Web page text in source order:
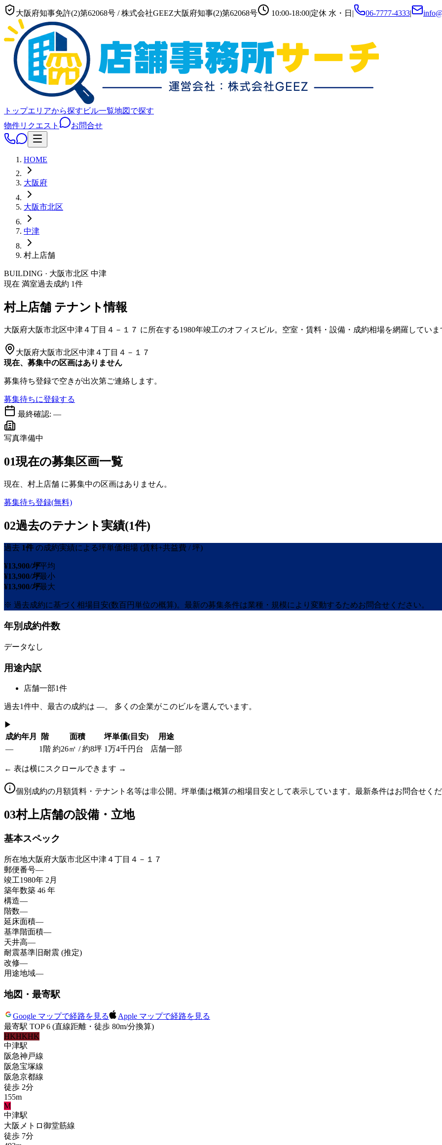
大阪府知事免許(2)第62068号 /株式会社GEEZ大阪府知事(2)第62068号 10:00-18:00|定休 水・日 | 06-7777-4333|
トップエリアから探す ビル一覧地図で探す
物件リクエスト
お問合せ
HOME
大阪府
大阪市北区
中津
村上店舗
BUILDING · 大阪市北区 中津
現在 満室過去成約 1件
村上店舗 テナント情報
大阪府大阪市北区中津４丁目４－１７ に所在する1980年竣工のオフィスビル。空室・賃料・設備・成約相場を網羅していま
大阪府大阪市北区中津４丁目４－１７
現在、募集中の区画はありません
募集待ち登録で空きが出次第ご連絡します。
募集待ちに登録する
最終確認: —
写真準備中
01現在の募集区画一覧
現在、 村上店舗 に募集中の区画はありません。
募集待ち登録(無料)
02過去のテナント実績(1件)
過去 1件 の成約実績による坪単価相場 (賃料+共益費 / 坪)
¥13,900/坪平均
¥13,900/坪最小
¥13,900/坪最大
※ 過去成約に基づく相場目安(数百円単位の概算)。最新の募集条件は業種・規模により変動するためお問合せください。
年別成約件数
データなし
用途内訳
店舗一部1件
過去1件中、最古の成約は —。 多くの企業がこのビルを選んでいます。
▶
成約年月
階 面積 坪単価(目安)
用途
—
1階 約26㎡ / 約8坪 1万4千円台 店舗一部
← 表は横にスクロールできます →
個別成約の月額賃料・テナント名等は非公開。坪単価は概算の相場目安として表示しています。最新条件はお問合せく
03村上店舗の設備・立地
基本スペック
所在地大阪府大阪市北区中津４丁目４－１７
郵便番号—
竣工1980年 2月
築年数築 46 年
構造—
階数—
延床面積—
基準階面積—
天井高—
耐震基準 旧耐震 (推定)
改修—
用途地域—
地図・最寄駅
Google マップで経路を見る
Apple マップで経路を見る
最寄駅 TOP 6 (直線距離・徒歩 80m/分換算)
HKHKHK
中津駅
阪急神戸線
阪急宝塚線
阪急京都線
徒歩 2分
155m
M
中津駅
大阪メトロ御堂筋線
徒歩 7分